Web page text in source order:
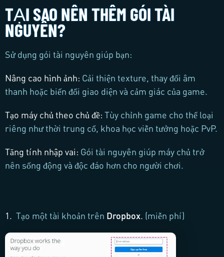
TẠI SAO NÊN THÊM GÓI TÀI
NGUYÊN?
Sử dụng gói tài nguyên giúp bạn:
Nâng cao hình ảnh: Cải thiện texture, thay đổi âm
thanh hoặc biến đổi giao diện và cảm giác của game.
Tạo máy chủ theo chủ đề: Tùy chỉnh game cho thể loại
riêng như thời trung cổ, khoa học viễn tưởng hoặc PvP.
Tăng tính nhập vai: Gói tài nguyên giúp máy chủ trở
nên sống động và độc đáo hơn cho người chơi.
1. Tạo một tài khoản trên Dropbox. (miễn phí)